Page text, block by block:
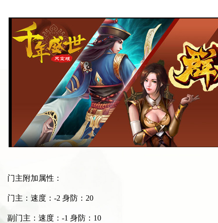
门主附加属性：
门主：速度：-2 身防：20
副门主：速度：-1 身防：10